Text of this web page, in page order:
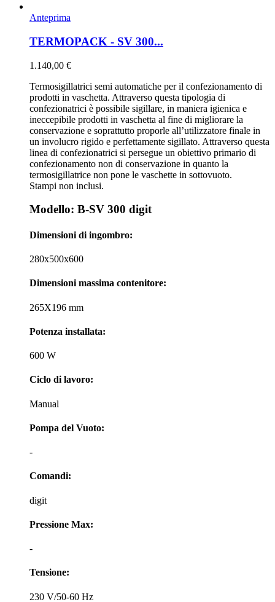
Anteprima
TERMOPACK - SV 300...
1.140,00 €
Termosigillatrici semi automatiche per il confezionamento di
prodotti in vaschetta. Attraverso questa tipologia di
confezionatrici è possibile sigillare, in maniera igienica e
ineccepibile prodotti in vaschetta al fine di migliorare la
conservazione e soprattutto proporle all’utilizzatore finale in
un involucro rigido e perfettamente sigillato. Attraverso questa
linea di confezionatrici si persegue un obiettivo primario di
confezionamento non di conservazione in quanto la
termosigillatrice non pone le vaschette in sottovuoto.
Stampi non inclusi.
Modello: B-SV 300 digit
Dimensioni di ingombro:
280x500x600
Dimensioni massima contenitore:
265X196 mm
Potenza installata:
600 W
Ciclo di lavoro:
Manual
Pompa del Vuoto:
-
Comandi:
digit
Pressione Max:
-
Tensione:
230 V/50-60 Hz